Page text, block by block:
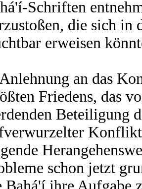
Schriften
die sich in
erweisen
an das
Friedens, das
Beteiligung
schon jetzt